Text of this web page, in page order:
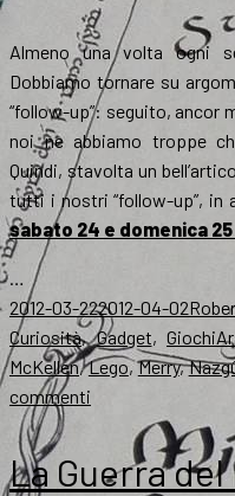
Almeno una volta ogni
Dobbiamo tornare su
“follow-up”: seguito, ancor
noi ne abbiamo troppe
Quindi, stavolta un
tutti i nostri “follow-up”, in
sabato 24 e domenica
Scritto
il
2012-03-222012-04-02
Curiosità,Gadget, Giochi
McKellen,Lego,Merry,
commenti
Sviluppi:
Barker,
Lego
La Guerra